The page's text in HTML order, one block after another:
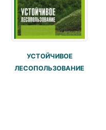
УСТОЙЧИВОЕ
ЛЕСОПОЛЬЗОВАНИЕ